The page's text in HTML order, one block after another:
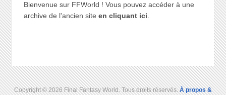
Bienvenue sur FFWorld ! Vous pouvez accéder à une
archive de l'ancien site en cliquant ici.
Copyright © 2026 Final Fantasy World. Tous droits réservés.À propos &